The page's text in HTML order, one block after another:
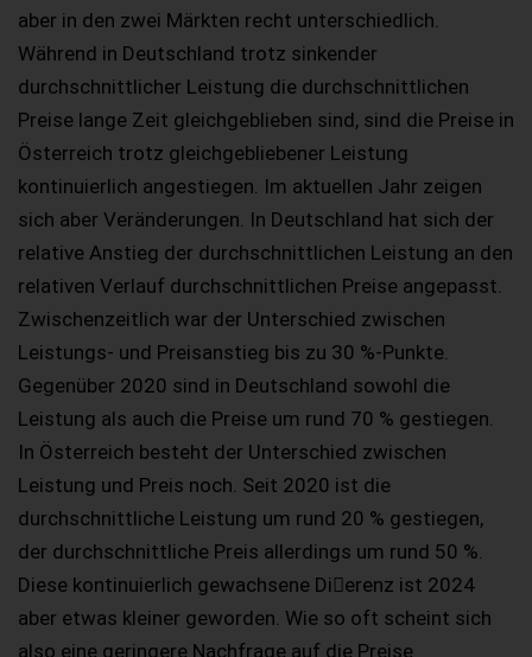
aber in den zwei Märkten recht unterschiedlich.
Während in Deutschland trotz sinkender
durchschnittlicher Leistung die durchschnittlichen
Preise lange Zeit gleichgeblieben sind, sind die Preise in
Österreich trotz gleichgebliebener Leistung
kontinuierlich angestiegen. Im aktuellen Jahr zeigen
sich aber Veränderungen. In Deutschland hat sich der
relative Anstieg der durchschnittlichen Leistung an den
relativen Verlauf durchschnittlichen Preise angepasst.
Zwischenzeitlich war der Unterschied zwischen
Leistungs- und Preisanstieg bis zu 30 %-Punkte.
Gegenüber 2020 sind in Deutschland sowohl die
Leistung als auch die Preise um rund 70 % gestiegen.
In Österreich besteht der Unterschied zwischen
Leistung und Preis noch. Seit 2020 ist die
durchschnittliche Leistung um rund 20 % gestiegen,
der durchschnittliche Preis allerdings um rund 50 %.
Diese kontinuierlich gewachsene Di􀆯erenz ist 2024
aber etwas kleiner geworden. Wie so oft scheint sich
also eine geringere Nachfrage auf die Preise